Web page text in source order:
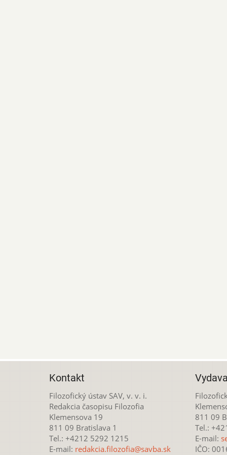
Kontakt
Filozofický ústav SAV, v. v. i.
Redakcia časopisu Filozofia
Klemensova 19
811 09 Bratislava 1
Tel.: +4212 5292 1215
E-mail: redakcia.filozofia@savba.sk
811 09
Tel.:
E-mail:
IČO: